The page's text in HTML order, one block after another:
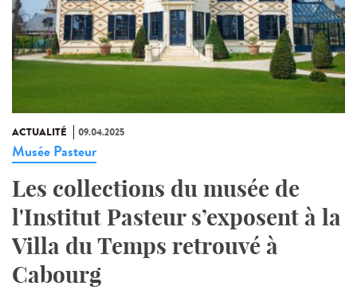
ACTUALITÉ 09.04.2025
Musée Pasteur
Les collections du musée de
l'Institut Pasteur s’exposent à la
Villa du Temps retrouvé à
Cabourg